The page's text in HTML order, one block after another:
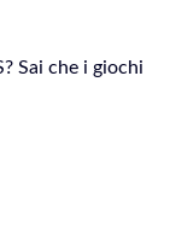
Sai che i giochi